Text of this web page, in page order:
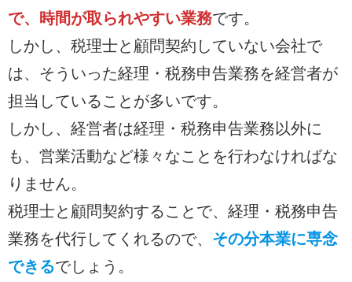
で、時間が取られやすい業務です。
しかし、税理士と顧問契約していない会社で
は、そういった経理・税務申告業務を経営者が
担当していることが多いです。
しかし、経営者は経理・税務申告業務以外に
も、営業活動など様々なことを行わなければな
りません。
税理士と顧問契約することで、経理・税務申告
業務を代行してくれるので、 その分本業に専念
できるでしょう。